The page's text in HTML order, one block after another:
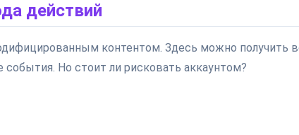
действий
контентом. Здесь можно получить
Но стоит ли рисковать аккаунтом?